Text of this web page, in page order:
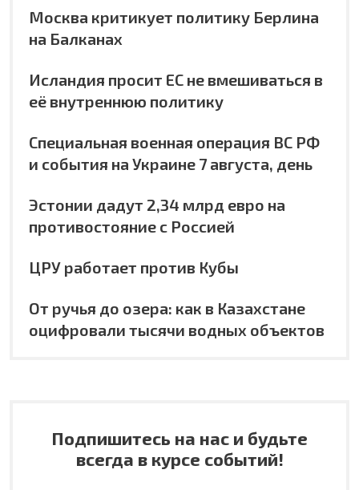
Москва критикует политику Берлина
на Балканах
Исландия просит ЕС не вмешиваться в
её внутреннюю политику
Специальная военная операция ВС РФ
и события на Украине 7 августа, день
Эстонии дадут 2,34 млрд евро на
противостояние с Россией
ЦРУ работает против Кубы
От ручья до озера: как в Казахстане
оцифровали тысячи водных объектов
Подпишитесь на нас и будьте
всегда в курсе событий!